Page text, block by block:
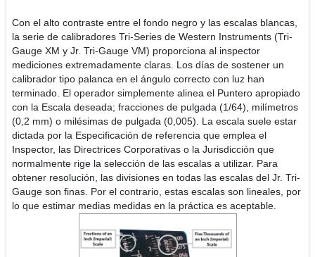
Con el alto contraste entre el fondo negro y las escalas blancas,
la serie de calibradores Tri-Series de Western Instruments (Tri-
Gauge XM y Jr. Tri-Gauge VM) proporciona al inspector
mediciones extremadamente claras. Los días de sostener un
calibrador tipo palanca en el ángulo correcto con luz han
terminado. El operador simplemente alinea el Puntero apropiado
con la Escala deseada; fracciones de pulgada (1/64), milímetros
(0,2 mm) o milésimas de pulgada (0,005). La escala suele estar
dictada por la Especificación de referencia que emplea el
Inspector, las Directrices Corporativas o la Jurisdicción que
normalmente rige la selección de las escalas a utilizar. Para
obtener resolución, las divisiones en todas las escalas del Jr. Tri-
Gauge son finas. Por el contrario, estas escalas son lineales, por
lo que estimar medias medidas en la práctica es aceptable.